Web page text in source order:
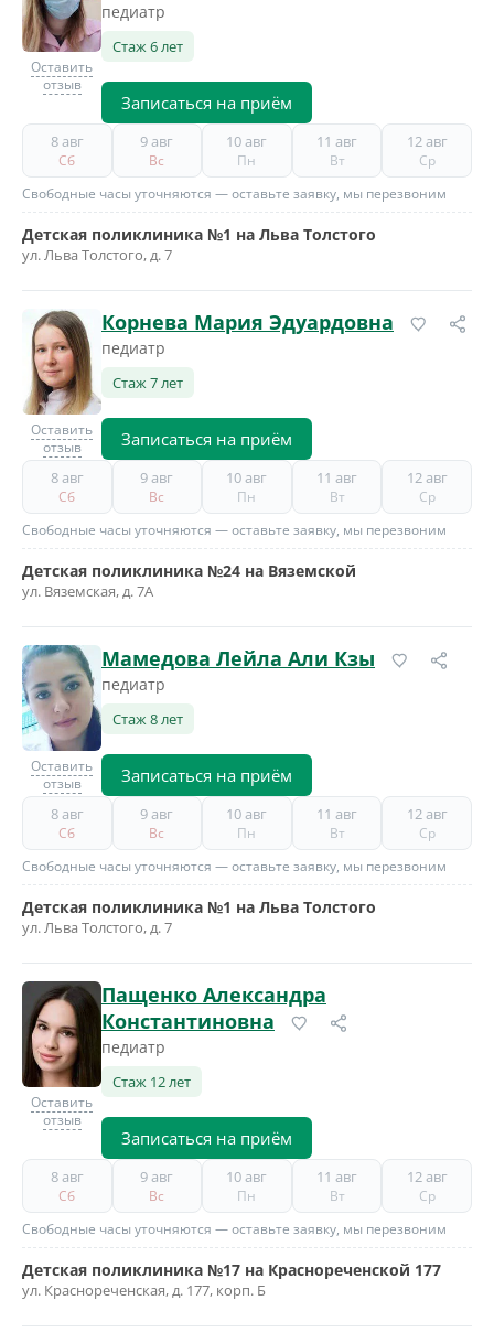
Оставить
отзыв
педиатр
Стаж 6 лет
Записаться на приём
8 авг
Сб
9 авг
Вс
10 авг
Пн
11 авг
Вт
12 авг
Ср
Свободные часы уточняются — оставьте заявку, мы перезвоним
Детская поликлиника №1 на Льва Толстого
ул. Льва Толстого, д. 7
Оставить
отзыв
Корнева Мария Эдуардовна
педиатр
Стаж 7 лет
Записаться на приём
8 авг
Сб
9 авг
Вс
10 авг
Пн
11 авг
Вт
12 авг
Ср
Свободные часы уточняются — оставьте заявку, мы перезвоним
Детская поликлиника №24 на Вяземской
ул. Вяземская, д. 7А
Оставить
отзыв
Мамедова Лейла Али Кзы
педиатр
Стаж 8 лет
Записаться на приём
8 авг
Сб
9 авг
Вс
10 авг
Пн
11 авг
Вт
12 авг
Ср
Свободные часы уточняются — оставьте заявку, мы перезвоним
Детская поликлиника №1 на Льва Толстого
ул. Льва Толстого, д. 7
Оставить
отзыв
Пащенко Александра
Константиновна
педиатр
Стаж 12 лет
Записаться на приём
8 авг
Сб
9 авг
Вс
10 авг
Пн
11 авг
Вт
12 авг
Ср
Свободные часы уточняются — оставьте заявку, мы перезвоним
Детская поликлиника №17 на Краснореченской 177
ул. Краснореченская, д. 177, корп. Б